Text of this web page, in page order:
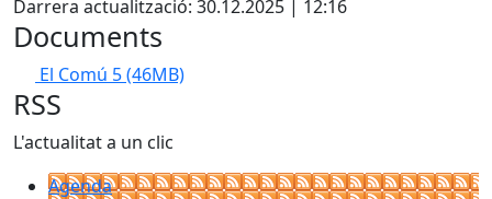
Darrera actualització: 30.12.2025 | 12:16
Documents
El Comú 5(46MB)
RSS
L'actualitat a un clic
Agenda